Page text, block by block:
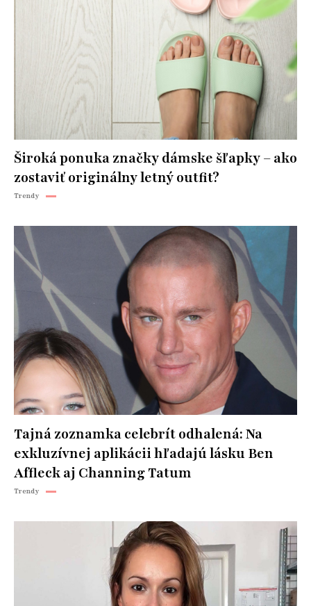
Široká ponuka značky dámske šľapky – ako
zostaviť originálny letný outfit?
Trendy
Tajná zoznamka celebrít odhalená: Na
exkluzívnej aplikácii hľadajú lásku Ben
Affleck aj Channing Tatum
Trendy